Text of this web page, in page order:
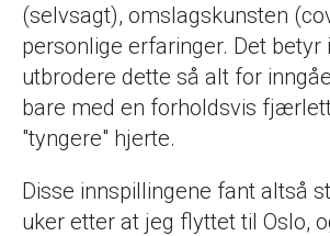
(selvsagt), omslagskunsten
personlige erfaringer. Det betyr
utbrodere dette så alt for
bare med en forholdsvis
"tyngere" hjerte.
Disse innspillingene fant altså
uker etter at jeg flyttet til Oslo,